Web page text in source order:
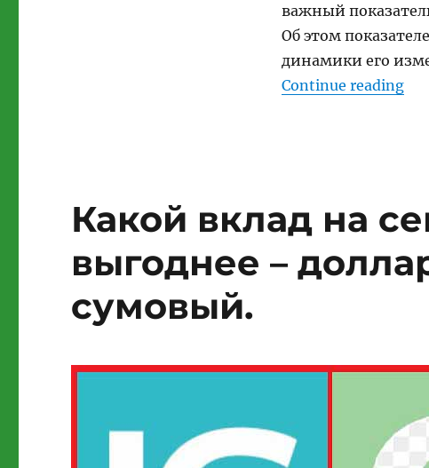
важный
Об этом
динамики его
Continue reading
Какой вклад на
выгоднее –
сумовый.